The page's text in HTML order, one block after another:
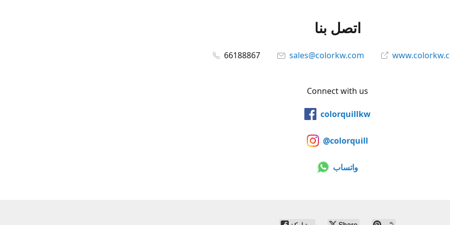
اتصل بنا
66188867 sales@colorkw.com
Connect with us
colorquillkw
@colorquill
واتساب